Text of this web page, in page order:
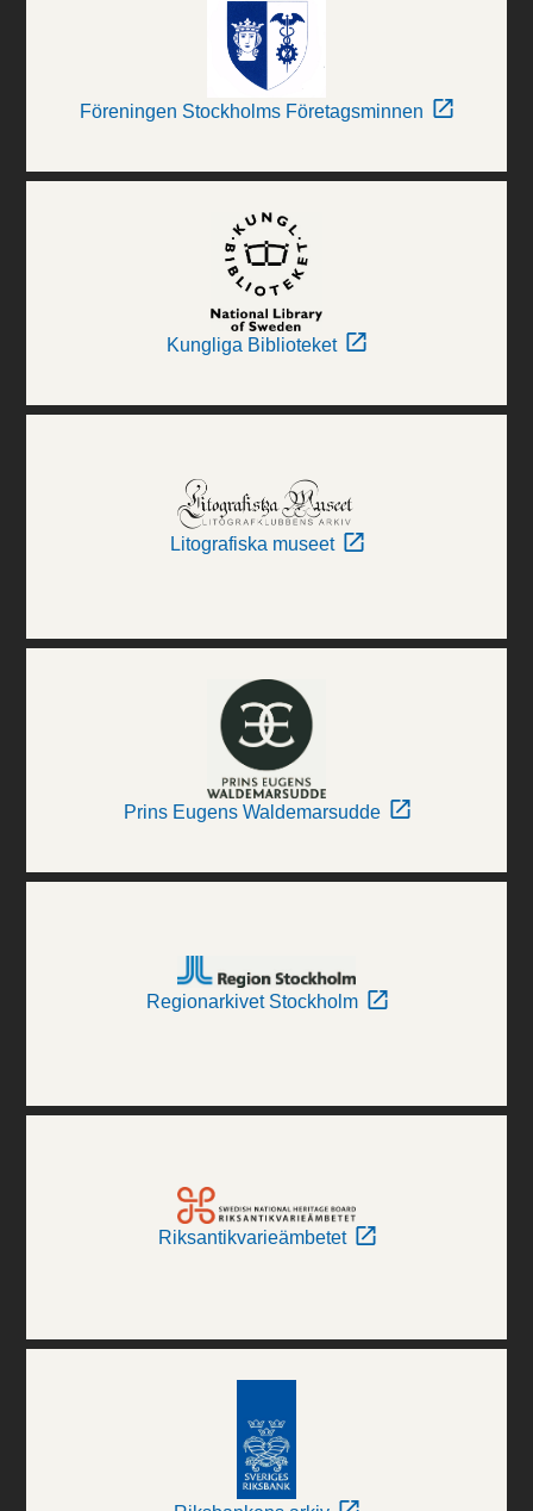
Föreningen Stockholms Företagsminnen
Kungliga Biblioteket
Litografiska museet
Prins Eugens Waldemarsudde
Regionarkivet Stockholm
Riksantikvarieämbetet